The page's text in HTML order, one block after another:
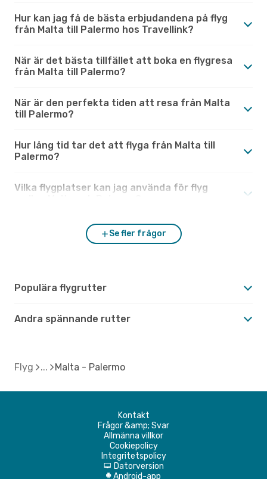
Hur kan jag få de bästa erbjudandena på flyg
från Malta till Palermo hos Travellink?
När är det bästa tillfället att boka en flygresa
från Malta till Palermo?
När är den perfekta tiden att resa från Malta
till Palermo?
Hur lång tid tar det att flyga från Malta till
Palermo?
Vilka flygplatser kan jag använda för flyg
Se fler frågor
Populära flygrutter
Andra spännande rutter
Flyg Malta - Palermo
Kontakt
Frågor &amp; Svar
Allmänna villkor
Cookiepolicy
Integritetspolicy
d Datorversion
A Android-app